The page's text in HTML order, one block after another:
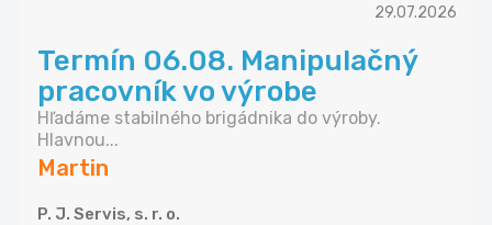
29.07.2026
Termín 06.08. Manipulačný
pracovník vo výrobe
Hľadáme stabilného brigádnika do výroby.
Hlavnou...
Martin
P. J. Servis, s. r. o.